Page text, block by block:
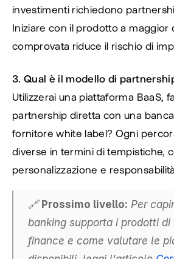
investimenti richiedono
Iniziare con il prodotto a maggior
comprovata riduce il rischio di
3. Qual è il modello di
Utilizzerai una piattaforma BaaS,
partnership diretta con una
fornitore white label? Ogni
diverse in termini di tempistiche,
personalizzazione e
🔗 Prossimo livello: Per
banking supporta i prodotti di
finance e come valutare le